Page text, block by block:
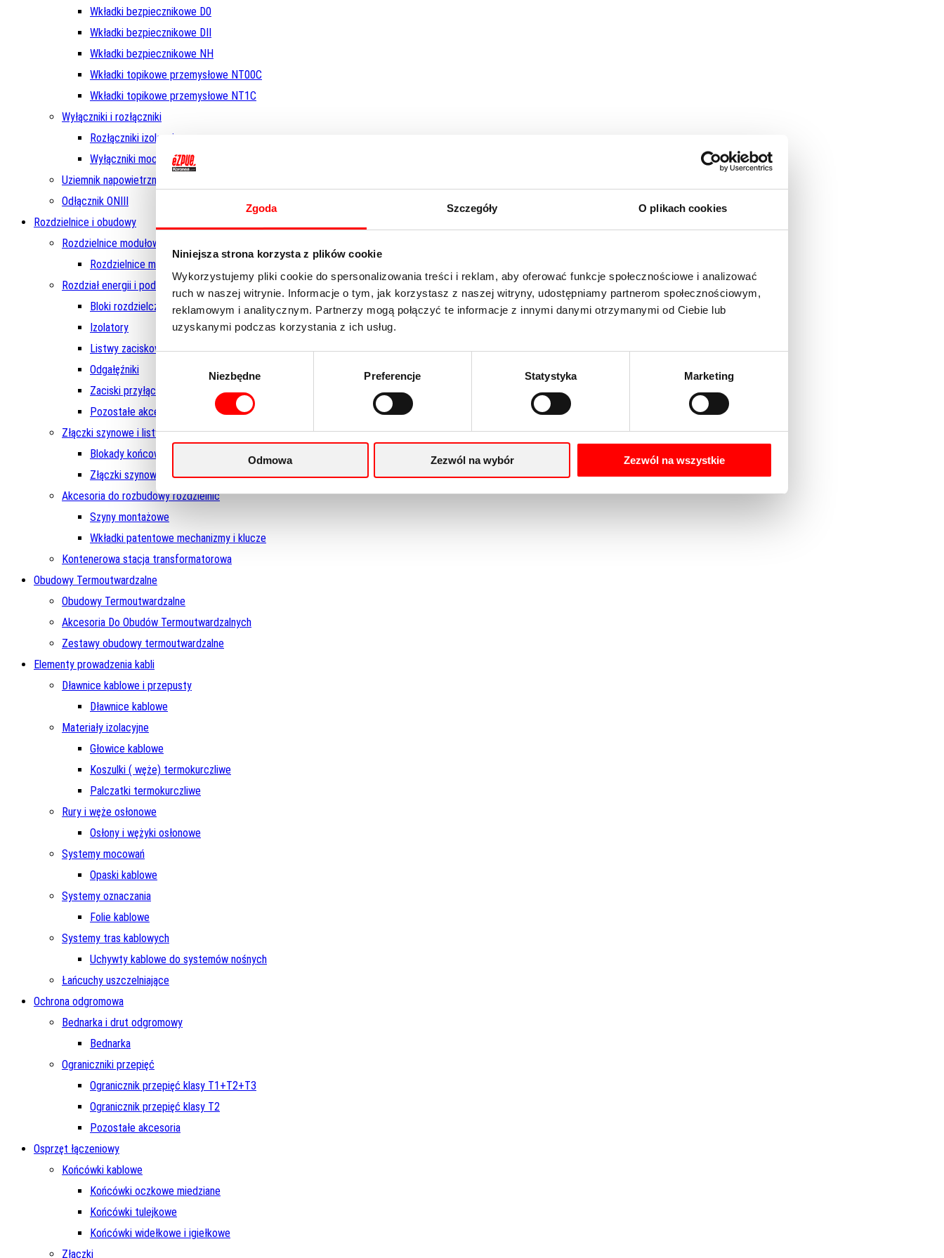
Zgoda Szczegóły O plikach cookies
Niniejsza strona korzysta z plików cookie
Wykorzystujemy pliki cookie do spersonalizowania treści i reklam, aby oferować funkcje społecznościowe i analizować
ruch w naszej witrynie. Informacje o tym, jak korzystasz z naszej witryny, udostępniamy partnerom społecznościowym,
reklamowym i analitycznym. Partnerzy mogą połączyć te informacje z innymi danymi otrzymanymi od Ciebie lub
uzyskanymi podczas korzystania z ich usług.
Niezbędne Preferencje Statystyka Marketing
Odmowa Zezwól na wybór Zezwól na wszystkie
Wkładki bezpiecznikowe D0
Wkładki bezpiecznikowe DII
Wkładki bezpiecznikowe NH
Wkładki topikowe przemysłowe NT00C
Wkładki topikowe przemysłowe NT1C
Wyłączniki i rozłączniki
Rozłączniki izolacyjne
Wyłączniki mocy
Uziemnik napowietrzny jednobiegunowy UNI
Odłącznik ONIII
Rozdzielnice i obudowy
Rozdzielnice modułowe i do indywidualnej konfiguracji
Rozdzielnice modułowe
Rozdział energii i podłączenie zasilania
Bloki rozdzielcze
Izolatory
Listwy zaciskowe
Odgałęźniki
Zaciski przyłączeniowe na szynę
Pozostałe akcesoria
Złączki szynowe i listwy pomiarowe
Blokady końcowe do złączek szynowych
Złączki szynowe przelotowe
Akcesoria do rozbudowy rozdzielnic
Szyny montażowe
Wkładki patentowe mechanizmy i klucze
Kontenerowa stacja transformatorowa
Obudowy Termoutwardzalne
Obudowy Termoutwardzalne
Akcesoria Do Obudów Termoutwardzalnych
Zestawy obudowy termoutwardzalne
Elementy prowadzenia kabli
Dławnice kablowe i przepusty
Dławnice kablowe
Materiały izolacyjne
Głowice kablowe
Koszulki ( węże) termokurczliwe
Palczatki termokurczliwe
Rury i węże osłonowe
Osłony i wężyki osłonowe
Systemy mocowań
Opaski kablowe
Systemy oznaczania
Folie kablowe
Systemy tras kablowych
Uchywty kablowe do systemów nośnych
Łańcuchy uszczelniające
Ochrona odgromowa
Bednarka i drut odgromowy
Bednarka
Ograniczniki przepięć
Ogranicznik przepięć klasy T1+T2+T3
Ogranicznik przepięć klasy T2
Pozostałe akcesoria
Osprzęt łączeniowy
Końcówki kablowe
Końcówki oczkowe miedziane
Końcówki tulejkowe
Końcówki widełkowe i igiełkowe
Złączki